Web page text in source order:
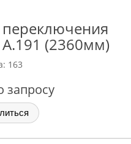
(2360мм)
163
запросу